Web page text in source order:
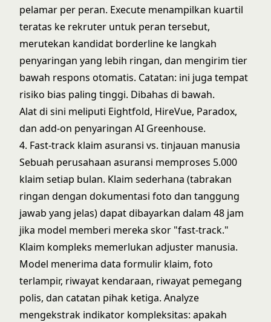
pelamar per peran. Execute menampilkan kuartil
teratas ke rekruter untuk peran tersebut,
merutekan kandidat borderline ke langkah
penyaringan yang lebih ringan, dan mengirim tier
bawah respons otomatis. Catatan: ini juga tempat
risiko bias paling tinggi. Dibahas di bawah.
Alat di sini meliputi Eightfold, HireVue, Paradox,
dan add-on penyaringan AI Greenhouse.
4. Fast-track klaim asuransi vs. tinjauan manusia
Sebuah perusahaan asuransi memproses 5.000
klaim setiap bulan. Klaim sederhana (tabrakan
ringan dengan dokumentasi foto dan tanggung
jawab yang jelas) dapat dibayarkan dalam 48 jam
jika model memberi mereka skor "fast-track."
Klaim kompleks memerlukan adjuster manusia.
Model menerima data formulir klaim, foto
terlampir, riwayat kendaraan, riwayat pemegang
polis, dan catatan pihak ketiga. Analyze
mengekstrak indikator kompleksitas: apakah